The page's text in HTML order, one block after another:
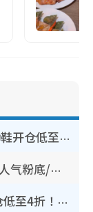
开仓优惠 | 尖沙咀海港城名牌运动鞋开仓低至1折！On鞋$899起/Joy&Peace鞋履$98起
CHANEL美妆限时降价低至3折！人气粉底/唇膏/精华液低至$275！COCO香水都有平
开仓优惠｜尖沙咀名牌行李箱开仓低至4折！一连5日 American Tourister/ace./Hallmark $200起